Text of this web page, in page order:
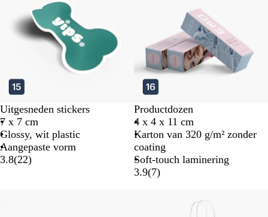
Uitgesneden stickers
7 x 7 cm
Glossy, wit plastic
Aangepaste vorm
3.8(22)
Productdozen
4 x 4 x 11 cm
Karton van 320 g/m² zonder
coating
Soft-touch laminering
3.9(7)